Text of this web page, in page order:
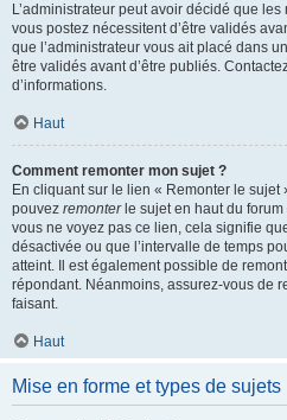
L’administrateur peut avoir décidé que
vous postez nécessitent d’être validés
que l’administrateur vous ait placé dans
être validés avant d’être publiés.
d’informations.
Haut
Comment remonter mon sujet ?
En cliquant sur le lien « Remonter le
pouvez remonterle sujet en haut du
vous ne voyez pas ce lien, cela signifie
désactivée ou que l’intervalle de temps
atteint. Il est également possible de
répondant. Néanmoins, assurez-vous de
faisant.
Haut
Mise en forme et types de sujets